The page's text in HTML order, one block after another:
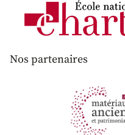
Nos partenaires